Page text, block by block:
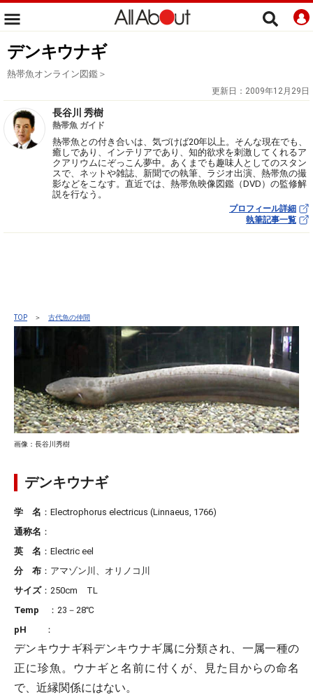
デンキウナギ
熱帯魚オンライン図鑑＞
更新日： 2009年12月29日
長谷川 秀樹
熱帯魚 ガイド
熱帯魚との付き合いは、気づけば20年以上。そんな現在でも、
癒しであり、インテリアであり、知的欲求を刺激してくれるア
クアリウムにぞっこん夢中。あくまでも趣味人としてのスタン
スで、ネットや雑誌、新聞での執筆、ラジオ出演、熱帯魚の撮
影などをこなす。直近では、熱帯魚映像図鑑（DVD）の監修解
説を行なう。
プロフィール詳細
執筆記事一覧
TOP ＞ 古代魚の仲間
画像：長谷川秀樹
デンキウナギ
学 名 ：Electrophorus electricus (Linnaeus, 1766)
通称名 ：
英 名 ：Electric eel
分 布 ：アマゾン川、オリノコ川
サイズ：250cm TL
Temp ：23－28℃
pH
：
デンキウナギ科デンキウナギ属に分類され、一属一種の
正に珍魚。ウナギと名前に付くが、見た目からの命名
で、近縁関係にはない。